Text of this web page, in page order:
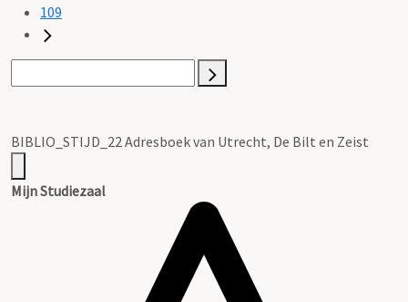
109
BIBLIO_STIJD_22 Adresboek van Utrecht, De Bilt en Zeist
Mijn Studiezaal